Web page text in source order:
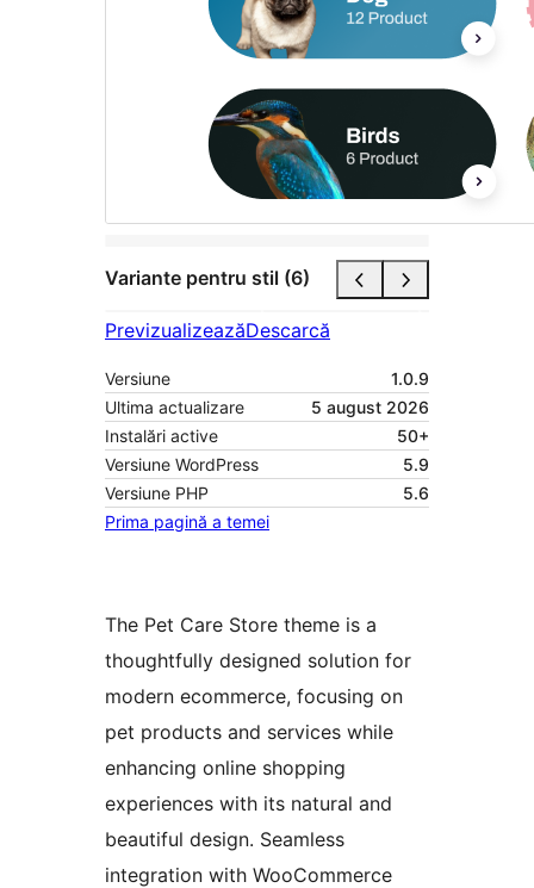
Variante pentru stil (6)
PrevizualizeazăDescarcă
Versiune
1.0.9
Ultima actualizare
5 august 2026
Instalări active
50+
Versiune WordPress
5.9
Versiune PHP
5.6
Prima pagină a temei
The Pet Care Store theme is a
thoughtfully designed solution for
modern ecommerce, focusing on
pet products and services while
enhancing online shopping
experiences with its natural and
beautiful design. Seamless
integration with WooCommerce